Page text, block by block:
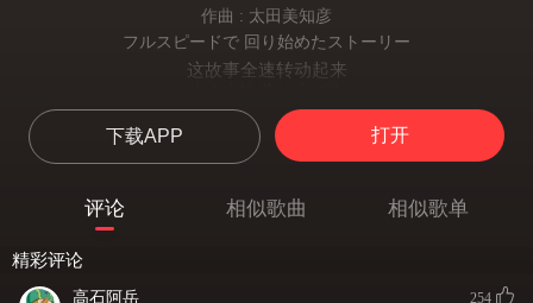
作曲 : 太田美知彦
フルスピードで 回り始めたストーリー
这故事全速转动起来
大地染成了赤红色
地球儀には がらんどうになったパラダイス
地球仪变成了空虚的乐园
而我们正要亲手将其拯救
下载APP 打开
评论 相似歌曲 相似歌单
精彩评论
高石阿岳 254